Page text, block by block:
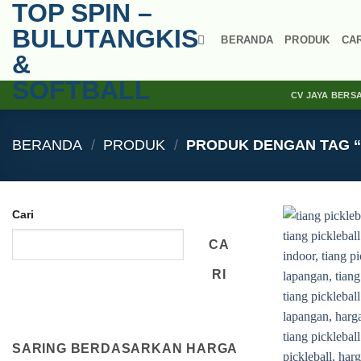
Skip
content
TOP SPIN –
BULUTANGKIS
&
SOFTBALL
BERANDA PRODUK
CV JAYA
BERANDA / PRODUK / PRODUK DENGAN TAG
Cari
CA
RI
SARING BERDASARKAN HARGA